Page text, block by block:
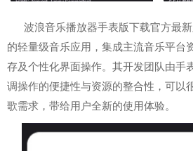
波浪音乐播放器手表版下载官方最
的轻量级音乐应用，集成主流音乐平台
存及个性化界面操作。其开发团队由手
调操作的便捷性与资源的整合性，可以
歌需求，带给用户全新的使用体验。